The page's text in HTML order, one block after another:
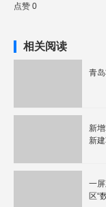
点赞 0
相关阅读
青
新
新
一
区“